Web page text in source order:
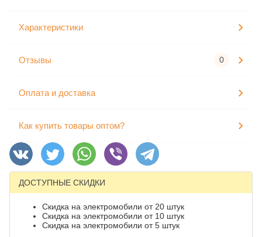
Характеристики
Отзывы 0
Оплата и доставка
Как купить товары оптом?
ДОСТУПНЫЕ СКИДКИ
Скидка на электромобили от 20 штук
Скидка на электромобили от 10 штук
Скидка на электромобили от 5 штук